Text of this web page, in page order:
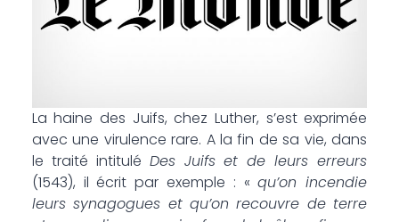
La haine des Juifs, chez Luther, s’est exprimée
avec une virulence rare. A la fin de sa vie, dans
le traité intitulé Des Juifs et de leurs erreurs
(1543), il écrit par exemple : «qu’on incendie
leurs synagogues et qu’on recouvre de terre